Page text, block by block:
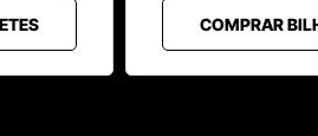
COMPRAR